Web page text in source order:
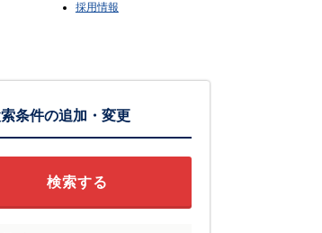
採用情報
条件の追加・変更